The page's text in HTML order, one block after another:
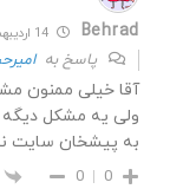
Behrad 14 اردیبهشت 1397 17:57
پاسخ به
آقا خیلی ممنون
ولی یه مشکل
به پیشخان سایت نمیتونم
0
0